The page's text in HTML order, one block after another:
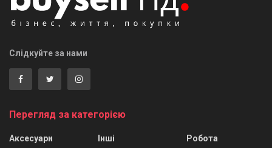
Слідкуйте за нами
Перегляд за категорією
Аксесуари
Інші
Робота